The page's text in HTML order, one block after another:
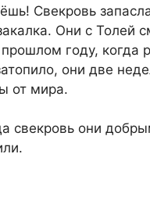
Свекровь
Они с Толей
году, когда
они две
от мира.
свекровь они